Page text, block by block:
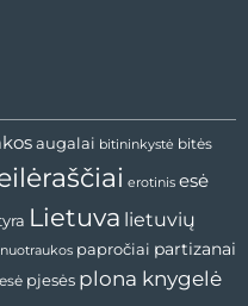
augalai bitininkystė bitės
erotinis esė
Lietuva lietuvių
nuotraukos papročiai partizanai
pjesės plona knygelė